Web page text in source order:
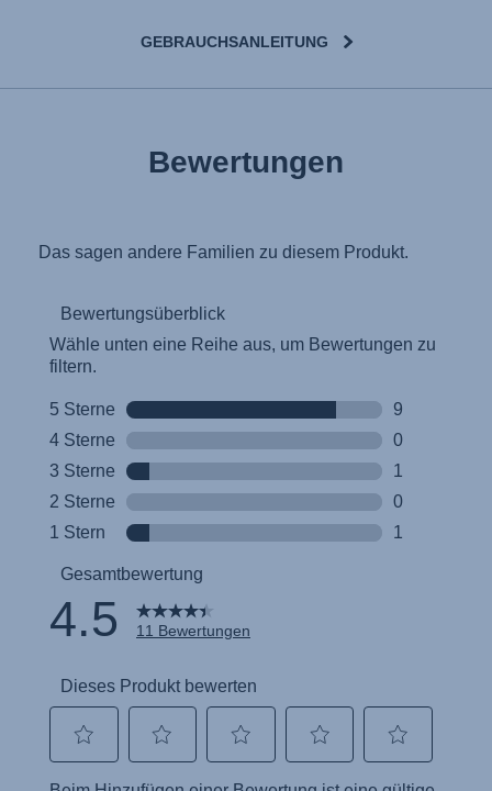
GEBRAUCHSANLEITUNG
Gebrauchsanleitung (Deutsch)
Mode d'emploi (Français)
Manual de instruções (Português)
Istruzioni per l’uso (Italiano)
Инструкция пользователя (Русский язык)
Instrukcja użytkownika (Język polski)
Návod na použitie (Slovenský jazyk)
Инструкция за ползване (Български език)
Upute za uporabu (Hrvatski jezik)
Pokyny k použití (Čeština)
Brugerinstruktioner (Dansk)
Kasutusjuhend (Eesti keel)
Käyttöohjeet (Suomi)
Οδηγίες χρήσης (Ελληνική γλώσσα)
Bewertungen